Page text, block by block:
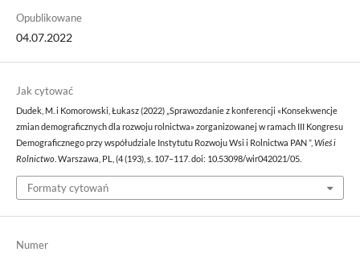
Opublikowane
04.07.2022
Jak cytować
Dudek, M. i Komorowski, Łukasz (2022) „Sprawozdanie z konferencji «Konsekwencje
zmian demograficznych dla rozwoju rolnictwa» zorganizowanej w ramach III Kongresu
Demograficznego przy współudziale Instytutu Rozwoju Wsi i Rolnictwa PAN ”, Wieś i
Rolnictwo. Warszawa, PL, (4 (193), s. 107–117. doi: 10.53098/wir042021/05.
Formaty cytowań
Numer